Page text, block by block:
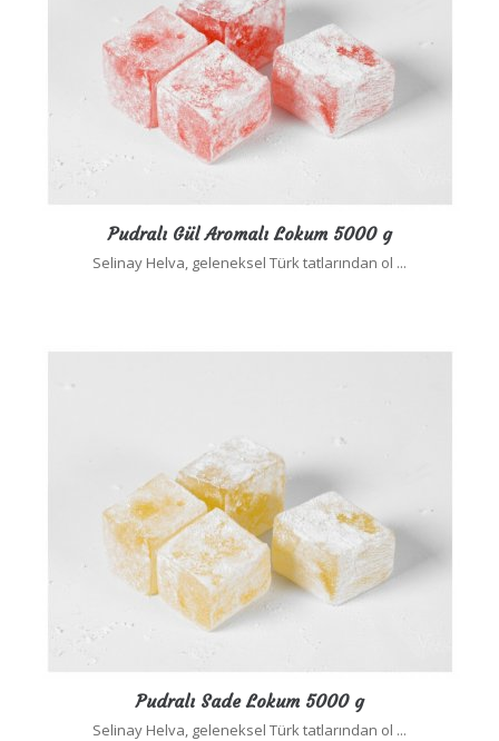
Pudralı Gül Aromalı Lokum 5000 g
Selinay Helva, geleneksel Türk tatlarından ol ...
Pudralı Sade Lokum 5000 g
Selinay Helva, geleneksel Türk tatlarından ol ...